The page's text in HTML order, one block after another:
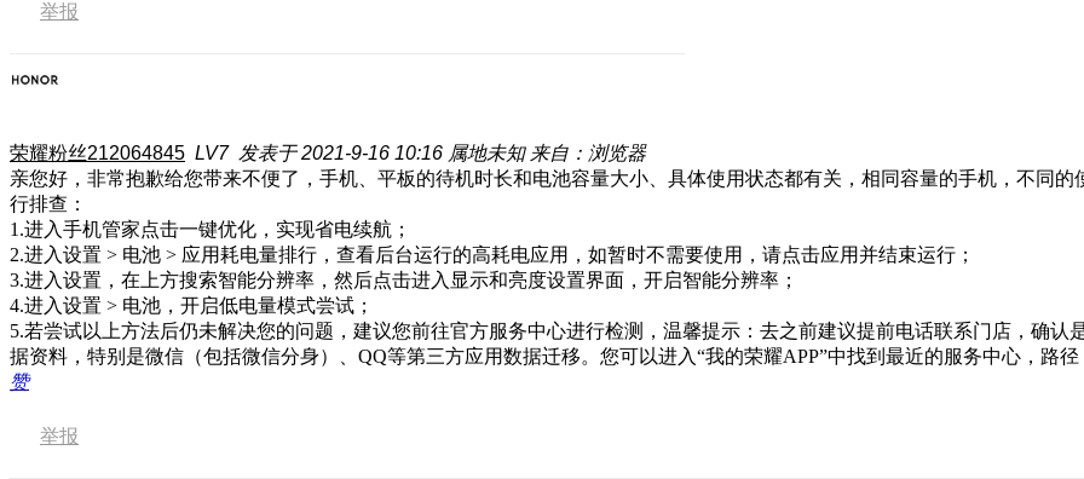
举报
荣耀粉丝212064845 LV7 发表于 2021-9-16 10:16 属地未知 来自：浏览器
亲您好，非常抱歉给您带来不便了，手机、平板的待机时长和电池容量大小、具体使用状态都有关，相同容量的手机，不同
行排查：
1.进入手机管家点击一键优化，实现省电续航；
2.进入设置 > 电池 > 应用耗电量排行，查看后台运行的高耗电应用，如暂时不需要使用，请点击应用并结束运行；
3.进入设置，在上方搜索智能分辨率，然后点击进入显示和亮度设置界面，开启智能分辨率；
4.进入设置 > 电池，开启低电量模式尝试；
5.若尝试以上方法后仍未解决您的问题，建议您前往官方服务中心进行检测，温馨提示：去之前建议提前电话联系门店，确
据资料，特别是微信（包括微信分身）、QQ等第三方应用数据迁移。您可以进入“我的荣耀APP”中找到最近的服务中心，路
赞
举报